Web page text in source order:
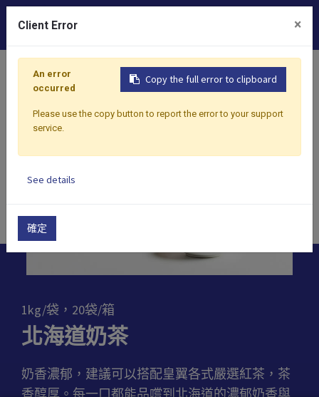
首頁 產品 粉末 沖泡粉 北海道奶茶
北海道奶茶
1kg/袋，20袋/箱
奶香濃郁，建議可以搭配皇翼各式嚴選紅茶，茶
香醇厚。每一口都能品嚐到北海道的濃郁奶香與
Client Error ×
Copy the full error to clipboard
An error
occurred
Please use the copy button to report the error to your support
service.
See details
確定